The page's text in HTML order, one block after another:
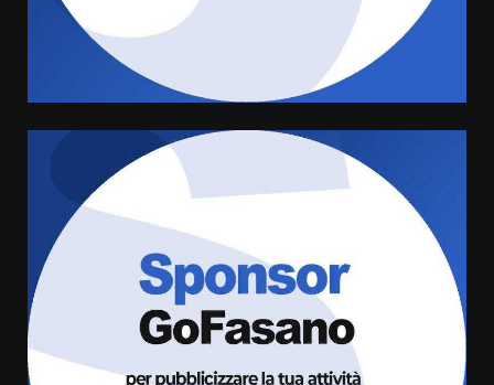
di aperture straordinarie del
Comune di Fasano
cittadina di Fratelli d’Italia,
pronta a tornare in Consiglio
comunale
6 Agosto 2026 08:00
Cura dei beni comuni e
cittadinanza attiva: online
l’avviso per la gestione
condivisa della Villetta di
Laureto